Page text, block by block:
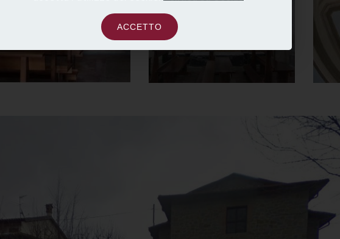
Clicca per ingrandire Clicca per ingrandire
ACCETTO